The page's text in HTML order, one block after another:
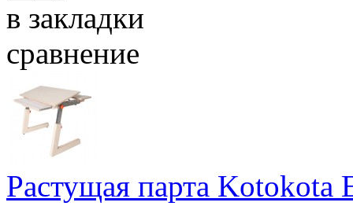
в закладки
сравнение
Растущая парта Kotokota